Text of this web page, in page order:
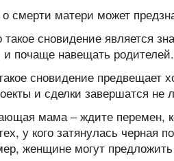
смерти матери может
сновидение является
почаще навещать родителей.
сновидение предвещает
и сделки завершатся не
мама – ждите перемен,
у кого затянулась черная
женщине могут